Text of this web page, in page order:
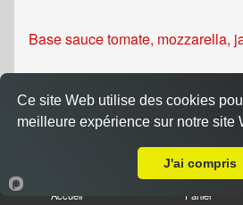
Base sauce tomate, mozzarella,
12.00 €
Accueil Panier
Ce site Web utilise des cookies
meilleure expérience sur notre site
J'ai compris